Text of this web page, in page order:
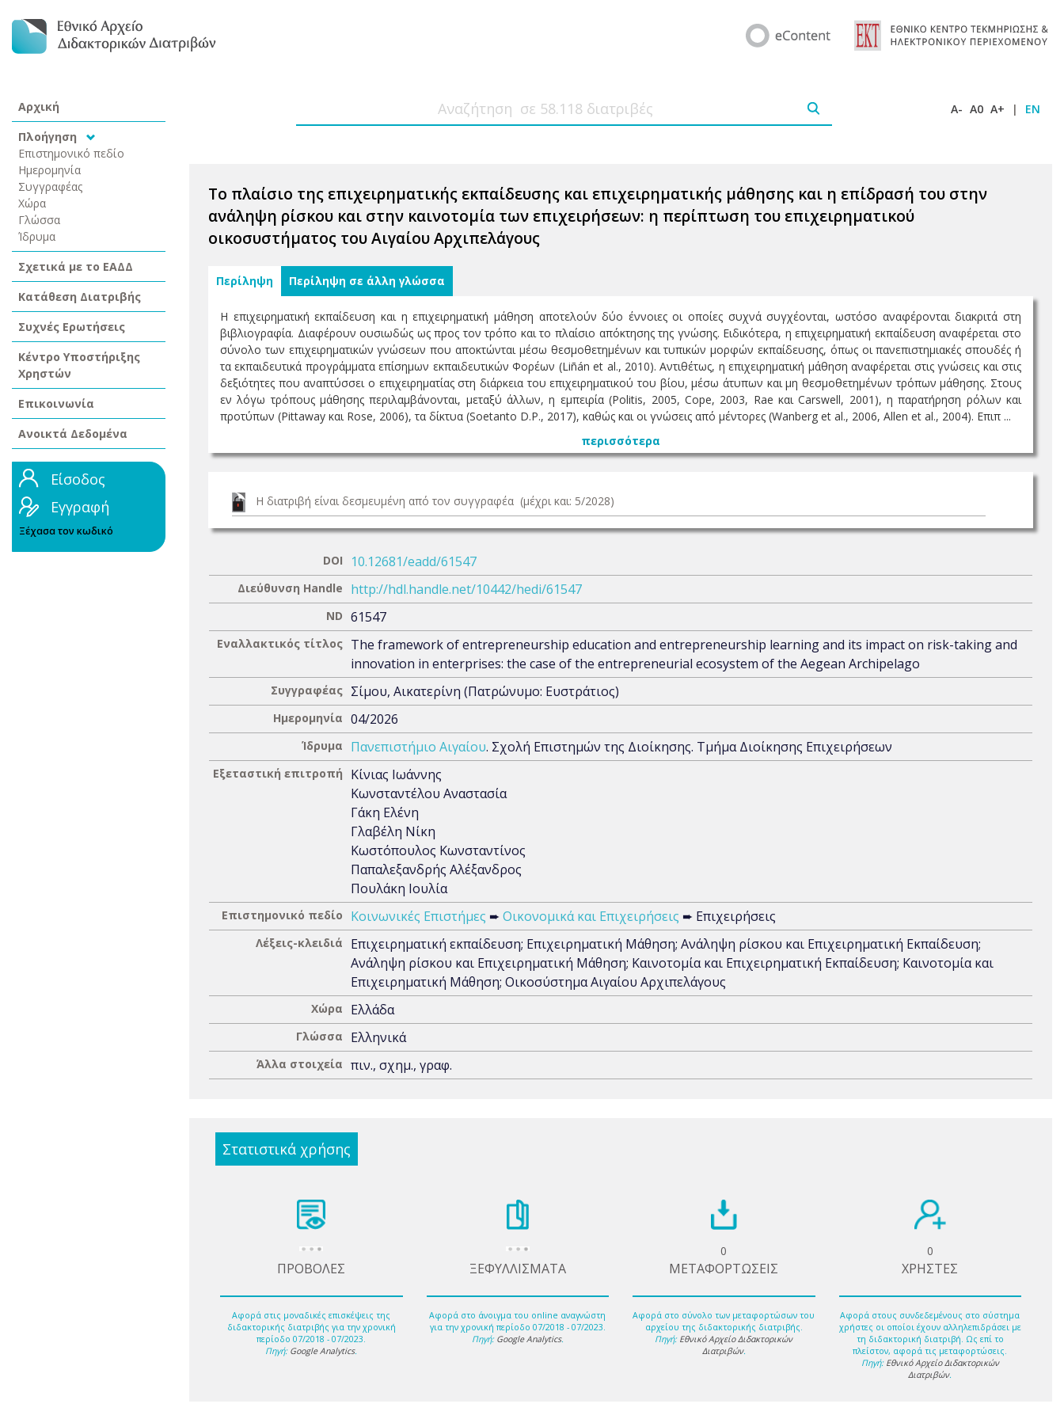
Αρχική
Πλοήγηση
Επιστημονικό πεδίο
Ημερομηνία
Συγγραφέας
Χώρα
Γλώσσα
Ίδρυμα
Σχετικά με το ΕΑΔΔ
Κατάθεση Διατριβής
Συχνές Ερωτήσεις
Κέντρο Υποστήριξης
Χρηστών
Επικοινωνία
Ανοικτά Δεδομένα
Είσοδος
Εγγραφή
Ξέχασα τον κωδικό
A- A0 A+ | EN
Το πλαίσιο της επιχειρηματικής εκπαίδευσης και επιχειρηματικής μάθησης και η επίδρασή του στην
ανάληψη ρίσκου και στην καινοτομία των επιχειρήσεων: η περίπτωση του επιχειρηματικού
οικοσυστήματος του Αιγαίου Αρχιπελάγους
Περίληψη Περίληψη σε άλλη γλώσσα
Η επιχειρηματική εκπαίδευση και η επιχειρηματική μάθηση αποτελούν δύο έννοιες οι οποίες συχνά συγχέονται, ωστόσο αναφέρονται διακριτά στη
βιβλιογραφία. Διαφέρουν ουσιωδώς ως προς τον τρόπο και το πλαίσιο απόκτησης της γνώσης. Ειδικότερα, η επιχειρηματική εκπαίδευση αναφέρεται στο
σύνολο των επιχειρηματικών γνώσεων που αποκτώνται μέσω θεσμοθετημένων και τυπικών μορφών εκπαίδευσης, όπως οι πανεπιστημιακές σπουδές ή
τα εκπαιδευτικά προγράμματα επίσημων εκπαιδευτικών Φορέων (Liñán et al., 2010). Αντιθέτως, η επιχειρηματική μάθηση αναφέρεται στις γνώσεις και στις
δεξιότητες που αναπτύσσει ο επιχειρηματίας στη διάρκεια του επιχειρηματικού του βίου, μέσω άτυπων και μη θεσμοθετημένων τρόπων μάθησης. Στους
εν λόγω τρόπους μάθησης περιλαμβάνονται, μεταξύ άλλων, η εμπειρία (Politis, 2005, Cope, 2003, Rae και Carswell, 2001), η παρατήρηση ρόλων και
προτύπων (Pittaway και Rose, 2006), τα δίκτυα (Soetanto D.P., 2017), καθώς και οι γνώσεις από μέντορες (Wanberg et al., 2006, Allen et al., 2004). Επιπ ...
περισσότερα
Η διατριβή είναι δεσμευμένη από τον συγγραφέα (μέχρι και: 5/2028)
DOI 10.12681/eadd/61547
Διεύθυνση Handle http://hdl.handle.net/10442/hedi/61547
ND 61547
Εναλλακτικός τίτλος The framework of entrepreneurship education and entrepreneurship learning and its impact on risk-taking and
innovation in enterprises: the case of the entrepreneurial ecosystem of the Aegean Archipelago
Συγγραφέας Σίμου, Αικατερίνη (Πατρώνυμο: Ευστράτιος)
Ημερομηνία 04/2026
Ίδρυμα Πανεπιστήμιο Αιγαίου. Σχολή Επιστημών της Διοίκησης. Τμήμα Διοίκησης Επιχειρήσεων
Εξεταστική επιτροπή
Κίνιας Ιωάννης
Κωνσταντέλου Αναστασία
Γάκη Ελένη
Γλαβέλη Νίκη
Κωστόπουλος Κωνσταντίνος
Παπαλεξανδρής Αλέξανδρος
Πουλάκη Ιουλία
Επιστημονικό πεδίο Κοινωνικές Επιστήμες ➨ Οικονομικά και Επιχειρήσεις ➨ Επιχειρήσεις
Λέξεις-κλειδιά
Επιχειρηματική εκπαίδευση; Επιχειρηματική Μάθηση; Ανάληψη ρίσκου και Επιχειρηματική Εκπαίδευση;
Ανάληψη ρίσκου και Επιχειρηματική Μάθηση; Καινοτομία και Επιχειρηματική Εκπαίδευση; Καινοτομία και
Επιχειρηματική Μάθηση; Οικοσύστημα Αιγαίου Αρχιπελάγους
Χώρα Ελλάδα
Γλώσσα Ελληνικά
Άλλα στοιχεία πιν., σχημ., γραφ.
Στατιστικά χρήσης
ΠΡΟΒΟΛΕΣ
Αφορά στις μοναδικές επισκέψεις της
διδακτορικής διατριβής για την χρονική
περίοδο 07/2018 - 07/2023.
Πηγή: Google Analytics.
ΞΕΦΥΛΛΙΣΜΑΤΑ
Αφορά στο άνοιγμα του online αναγνώστη
για την χρονική περίοδο 07/2018 - 07/2023.
Πηγή: Google Analytics.
0
ΜΕΤΑΦΟΡΤΩΣΕΙΣ
Αφορά στο σύνολο των μεταφορτώσων του
αρχείου της διδακτορικής διατριβής.
Πηγή: Εθνικό Αρχείο Διδακτορικών
Διατριβών.
0
ΧΡΗΣΤΕΣ
Αφορά στους συνδεδεμένους στο σύστημα
χρήστες οι οποίοι έχουν αλληλεπιδράσει με
τη διδακτορική διατριβή. Ως επί το
πλείστον, αφορά τις μεταφορτώσεις.
Πηγή: Εθνικό Αρχείο Διδακτορικών
Διατριβών.